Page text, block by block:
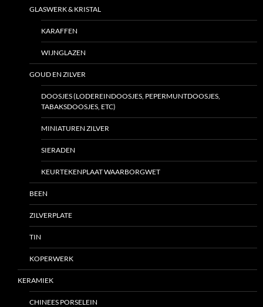
GLASWERK & KRISTAL
KARAFFEN
WIJNGLAZEN
GOUD EN ZILVER
DOOSJES (LODEREINDOOSJES, PEPERMUNTDOOSJES,
TABAKSDOOSJES, ETC)
MINIATUREN ZILVER
SIERADEN
KEURTEKENPLAAT WAARBORGWET
BEEN
ZILVERPLATE
TIN
KOPERWERK
KERAMIEK
CHINEES PORSELEIN